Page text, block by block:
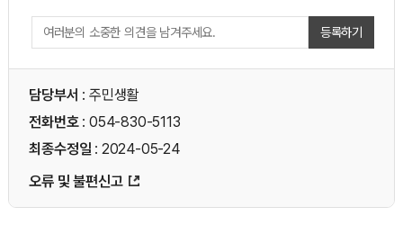
등록하기
담당부서 : 주민생활
전화번호: 054-830-5113
최종수정일 : 2024-05-24
오류 및 불편신고